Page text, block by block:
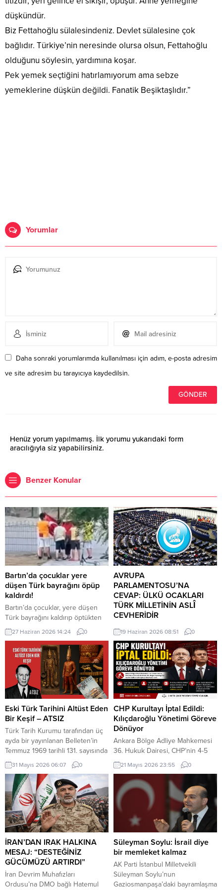
düşkündür.
Biz Fettahoğlu sülalesindeniz. Devlet sülalesine çok
bağlıdır. Türkiye’nin neresinde olursa olsun, Fettahoğlu
olduğunu söylesin, yardımına koşar.
Pek yemek seçtiğini hatırlamıyorum ama sebze
yemeklerine düşkün değildi. Fanatik Beşiktaşlıdır.”
Yorumlar
Daha sonraki yorumlarımda kullanılması için adım, e-posta adresim
ve site adresim bu tarayıcıya kaydedilsin.
Henüz yorum yapılmamış. İlk yorumu yukarıdaki form
aracılığıyla siz yapabilirsiniz.
Benzer Konular
Bartın’da çocuklar yere
düşen Türk bayrağını öpüp
kaldırdı!
Bartın’da çocuklar, yere düşen
Türk bayrağını kaldırıp öptükten
sonra gelen itfaiye ekiplerinin de
yardımıyla göndere çekti. O anlar
cep telefonu kamerası tarafından
kaydedildi. Yerden kaldırıp öptüler
Kemerköprü Mahallesi’nde dün
akşam saatlerinde Cumhuriyet
Parkı içerisindeki direkte bulunan
Türk bayrağı rüzgar nedeniyle
ipinin kopmasıyla yere düştü. Bu
sırada parkta oynayan çocuklar
yere...
27 Haziran 2026 14:24 0
AVRUPA
PARLAMENTOSU’NA
CEVAP: ÜLKÜ OCAKLARI
TÜRK MİLLETİNİN ASLÎ
CEVHERİDİR
MHP milletvekili Prof. Dr. İlyas
Topsakal AB parlamentosuna
cevap verdi: Avrupa
Parlamentosu tarafından 17
Haziran 2026 tarihinde kabul
edilen Türkiye Raporu, teknik bir
ilerleme belgesi olmaktan ziyade,
Türkiye-AB ilişkilerinin gerilimli fay
hatlarını derinleştiren ve
Ankara’nın stratejik özerkliğini
hedef alan bir siyasi pozisyon
belgesi niteliğindedir. Raporun
içeriği, Türkiye’nin iç siyasi
19 Haziran 2026 08:51 0
Eski Türk Tarihini Altüst Eden
Bir Keşif – ATSIZ
Türk Tarih Kurumu tarafından üç
ayda bir yayınlanan Belleten’in
Temmuz 1969 tarihli 131. sayısında
(427. sayfada) «Milâttan Önce IV.
Yüzyıla Ait Türkçe Yazıtlar
Bulundu» başlıklı kısa bir haber
vardı. Tass Ajansı’nın Alma Ata
kaynaklı bir haberinde, bu
yazıtlarda yapılan incelemelere
göre, bunların Milât’tan Önce IV.
Yüzyılda meydana getirildiği ve
merkezi...
31 Mayıs 2026 06:07 0
CHP Kurultayı İptal Edildi:
Kılıçdaroğlu Yönetimi Göreve
Dönüyor
Ankara Bölge Adliye Mahkemesi
36. Hukuk Dairesi, CHP’nin 4-5
Kasım 2023 tarihlerinde
gerçekleştirilen 38. Olağan
Kurultayı’na ilişkin açılan davada
kararını açıkladı. Mahkeme,
kurultayın “mutlak butlan”
gerekçesiyle geçersiz olduğuna
hükmederek, kurultayın yapıldığı
tarihten itibaren iptal edilmesine
karar verdi. Kararla birlikte, söz
konusu kurultay sonrasında
gerçekleştirilen tüm olağan ve
olağanüstü kurultayların yanı...
21 Mayıs 2026 23:55 0
İRAN’DAN IRAK HALKINA
MESAJ: “DESTEĞİNİZ
GÜCÜMÜZÜ ARTIRDI”
İran Devrim Muhafızları
Ordusu’na DMO bağlı Hatemul
Süleyman Soylu: İsrail diye
bir memleket kalmaz
AK Parti İstanbul Milletvekili
Süleyman Soylu’nun
Gaziosmanpaşa’daki bayramlaşma